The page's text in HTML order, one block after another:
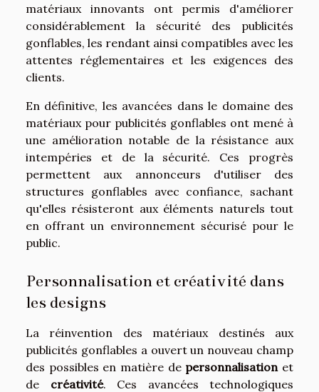
matériaux innovants ont permis d'améliorer
considérablement la sécurité des publicités
gonflables, les rendant ainsi compatibles avec les
attentes réglementaires et les exigences des
clients.
En définitive, les avancées dans le domaine des
matériaux pour publicités gonflables ont mené à
une amélioration notable de la résistance aux
intempéries et de la sécurité. Ces progrès
permettent aux annonceurs d'utiliser des
structures gonflables avec confiance, sachant
qu'elles résisteront aux éléments naturels tout
en offrant un environnement sécurisé pour le
public.
Personnalisation et créativité dans
les designs
La réinvention des matériaux destinés aux
publicités gonflables a ouvert un nouveau champ
des possibles en matière de personnalisation et
de créativité. Ces avancées technologiques